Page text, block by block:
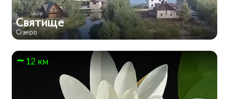
Святище
Озеро
12 км